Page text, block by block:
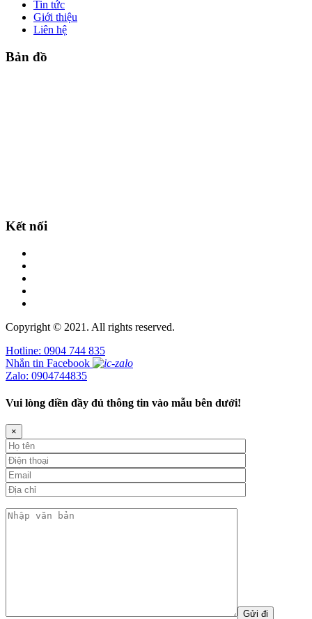
Tin tức
Giới thiệu
Liên hệ
Bản đồ
Kết nối
Copyright © 2021. All rights reserved.
Hotline: 0904 744 835
Nhắn tin Facebook
Zalo: 0904744835
Vui lòng điền đầy đủ thông tin vào mẫu bên dưới!
×